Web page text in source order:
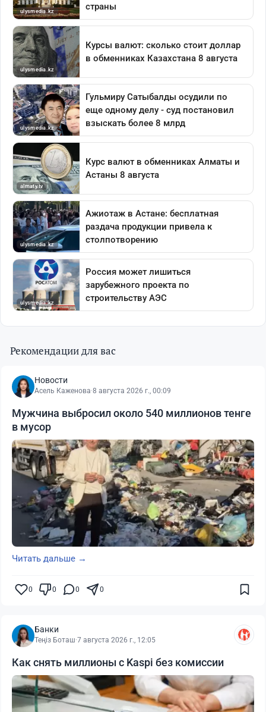
Рекомендации для вас
Новости
Асель Каженова·8 августа 2026 г., 00:09
Мужчина выбросил около 540 миллионов тенге
в мусор
Читать дальше →
0 0 0 0
Банки
Теңіз Боташ·7 августа 2026 г., 12:05
Как снять миллионы с Kaspi без комиссии